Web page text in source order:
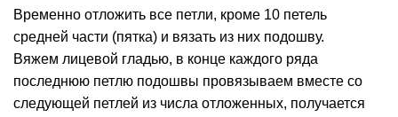
Временно отложить все петли, кроме 10 петель
средней части (пятка) и вязать из них подошву.
Вяжем лицевой гладью, в конце каждого ряда
последнюю петлю подошвы провязываем вместе со
следующей петлей из числа отложенных, получается